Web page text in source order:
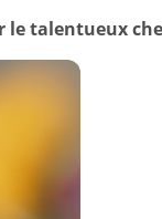
le talentueux